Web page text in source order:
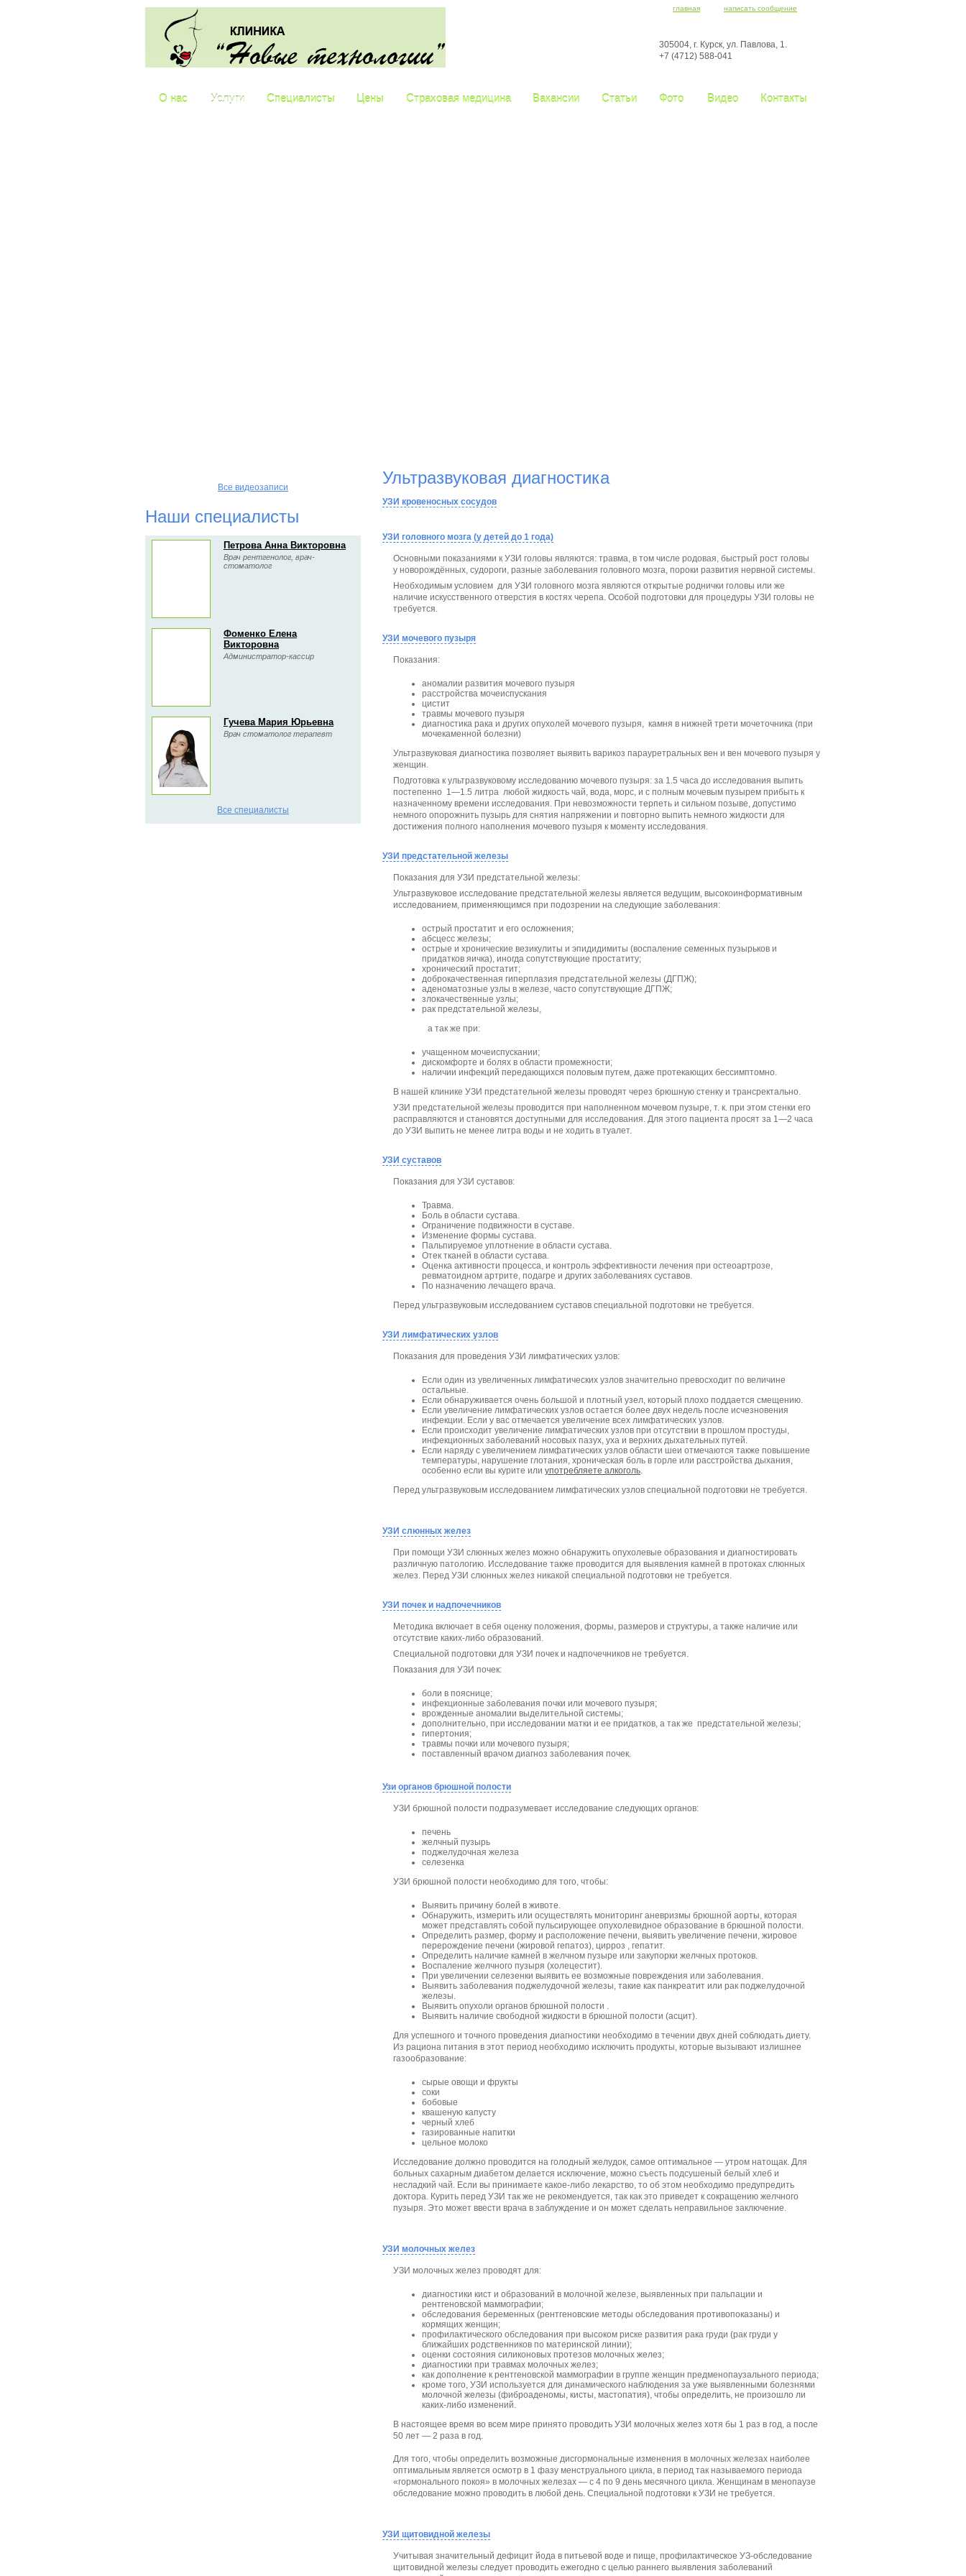
главная написать сообщение
305004, г. Курск, ул. Павлова, 1.
+7 (4712) 588-041
О нас Услуги Специалисты Цены Страховая медицина Вакансии Статьи Фото Видео Контакты
Все видеозаписи
Наши специалисты
Петрова Анна Викторовна
Врач рентгенолог, врач-
стоматолог
Фоменко Елена
Викторовна
Администратор-кассир
Гучева Мария Юрьевна
Врач стоматолог терапевт
Все специалисты
Ультразвуковая диагностика
УЗИ кровеносных сосудов
УЗИ головного мозга (у детей до 1 года)
Основными показаниями к УЗИ головы являются: травма, в том числе родовая, быстрый рост головы
у новорождённых, судороги, разные заболевания головного мозга, пороки развития нервной системы.
Необходимым условием для УЗИ головного мозга являются открытые роднички головы или же
наличие искусственного отверстия в костях черепа. Особой подготовки для процедуры УЗИ головы не
требуется.
УЗИ мочевого пузыря
Показания:
аномалии развития мочевого пузыря
расстройства мочеиспускания
цистит
травмы мочевого пузыря
диагностика рака и других опухолей мочевого пузыря, камня в нижней трети мочеточника (при
мочекаменной болезни)
Ультразвуковая диагностика позволяет выявить варикоз парауретральных вен и вен мочевого пузыря у
женщин.
Подготовка к ультразвуковому исследованию мочевого пузыря: за 1.5 часа до исследования выпить
постепенно 1—1.5 литра любой жидкость чай, вода, морс, и с полным мочевым пузырем прибыть к
назначенному времени исследования. При невозможности терпеть и сильном позыве, допустимо
немного опорожнить пузырь для снятия напряжении и повторно выпить немного жидкости для
достижения полного наполнения мочевого пузыря к моменту исследования.
УЗИ предстательной железы
Показания для УЗИ предстательной железы:
Ультразвуковое исследование предстательной железы является ведущим, высокоинформативным
исследованием, применяющимся при подозрении на следующие заболевания:
острый простатит и его осложнения;
абсцесс железы;
острые и хронические везикулиты и эпидидимиты (воспаление семенных пузырьков и
придатков яичка), иногда сопутствующие простатиту;
хронический простатит;
доброкачественная гиперплазия предстательной железы (ДГПЖ);
аденоматозные узлы в железе, часто сопутствующие ДГПЖ;
злокачественные узлы;
рак предстательной железы,
а так же при:
учащенном мочеиспускании;
дискомфорте и болях в области промежности;
наличии инфекций передающихся половым путем, даже протекающих бессимптомно.
В нашей клинике УЗИ предстательной железы проводят через брюшную стенку и трансректально.
УЗИ предстательной железы проводится при наполненном мочевом пузыре, т. к. при этом стенки его
расправляются и становятся доступными для исследования. Для этого пациента просят за 1—2 часа
до УЗИ выпить не менее литра воды и не ходить в туалет.
УЗИ суставов
Показания для УЗИ суставов:
Травма.
Боль в области сустава.
Ограничение подвижности в суставе.
Изменение формы сустава.
Пальпируемое уплотнение в области сустава.
Отек тканей в области сустава.
Оценка активности процесса, и контроль эффективности лечения при остеоартрозе,
ревматоидном артрите, подагре и других заболеваниях суставов.
По назначению лечащего врача.
Перед ультразвуковым исследованием суставов специальной подготовки не требуется.
УЗИ лимфатических узлов
Показания для проведения УЗИ лимфатических узлов:
Если один из увеличенных лимфатических узлов значительно превосходит по величине
остальные.
Если обнаруживается очень большой и плотный узел, который плохо поддается смещению.
Если увеличение лимфатических узлов остается более двух недель после исчезновения
инфекции. Если у вас отмечается увеличение всех лимфатических узлов.
Если происходит увеличение лимфатических узлов при отсутствии в прошлом простуды,
инфекционных заболеваний носовых пазух, уха и верхних дыхательных путей.
Если наряду с увеличением лимфатических узлов области шеи отмечаются также повышение
температуры, нарушение глотания, хроническая боль в горле или расстройства дыхания,
особенно если вы курите или употребляете алкоголь.
Перед ультразвуковым исследованием лимфатических узлов специальной подготовки не требуется.
УЗИ слюнных желез
При помощи УЗИ слюнных желез можно обнаружить опухолевые образования и диагностировать
различную патологию. Исследование также проводится для выявления камней в протоках слюнных
желез. Перед УЗИ слюнных желез никакой специальной подготовки не требуется.
УЗИ почек и надпочечников
Методика включает в себя оценку положения, формы, размеров и структуры, а также наличие или
отсутствие каких-либо образований.
Специальной подготовки для УЗИ почек и надпочечников не требуется.
Показания для УЗИ почек:
боли в пояснице;
инфекционные заболевания почки или мочевого пузыря;
врожденные аномалии выделительной системы;
дополнительно, при исследовании матки и ее придатков, а так же предстательной железы;
гипертония;
травмы почки или мочевого пузыря;
поставленный врачом диагноз заболевания почек.
Узи органов брюшной полости
УЗИ брюшной полости подразумевает исследование следующих органов:
печень
желчный пузырь
поджелудочная железа
селезенка
УЗИ брюшной полости необходимо для того, чтобы:
Выявить причину болей в животе.
Обнаружить, измерить или осуществлять мониторинг аневризмы брюшной аорты, которая
может представлять собой пульсирующее опухолевидное образование в брюшной полости.
Определить размер, форму и расположение печени, выявить увеличение печени, жировое
перерождение печени (жировой гепатоз), цирроз , гепатит.
Определить наличие камней в желчном пузыре или закупорки желчных протоков.
Воспаление желчного пузыря (холецестит).
При увеличении селезенки выявить ее возможные повреждения или заболевания.
Выявить заболевания поджелудочной железы, такие как панкреатит или рак поджелудочной
железы.
Выявить опухоли органов брюшной полости .
Выявить наличие свободной жидкости в брюшной полости (асцит).
Для успешного и точного проведения диагностики необходимо в течении двух дней соблюдать диету.
Из рациона питания в этот период необходимо исключить продукты, которые вызывают излишнее
газообразование:
сырые овощи и фрукты
соки
бобовые
квашеную капусту
черный хлеб
газированные напитки
цельное молоко
Исследование должно проводится на голодный желудок, самое оптимальное — утром натощак. Для
больных сахарным диабетом делается исключение, можно съесть подсушеный белый хлеб и
несладкий чай. Если вы принимаете какое-либо лекарство, то об этом необходимо предупредить
доктора. Курить перед УЗИ так же не рекомендуется, так как это приведет к сокращению желчного
пузыря. Это может ввести врача в заблуждение и он может сделать неправильное заключение.
УЗИ молочных желез
УЗИ молочных желез проводят для:
диагностики кист и образований в молочной железе, выявленных при пальпации и
рентгеновской маммографии;
обследования беременных (рентгеновские методы обследования противопоказаны) и
кормящих женщин;
профилактического обследования при высоком риске развития рака груди (рак груди у
ближайших родственников по материнской линии);
оценки состояния силиконовых протезов молочных желез;
диагностики при травмах молочных желез;
как дополнение к рентгеновской маммографии в группе женщин предменопаузального периода;
кроме того, УЗИ используется для динамического наблюдения за уже выявленными болезнями
молочной железы (фиброаденомы, кисты, мастопатия), чтобы определить, не произошло ли
каких-либо изменений.
В настоящее время во всем мире принято проводить УЗИ молочных желез хотя бы 1 раз в год, а после
50 лет — 2 раза в год.
Для того, чтобы определить возможные дисгормональные изменения в молочных железах наиболее
оптимальным является осмотр в 1 фазу менструального цикла, в период так называемого периода
«гормонального покоя» в молочных железах — с 4 по 9 день месячного цикла. Женщинам в менопаузе
обследование можно проводить в любой день. Специальной подготовки к УЗИ не требуется.
УЗИ щитовидной железы
Учитывая значительный дефицит йода в питьевой воде и пище, профилактическое УЗ-обследование
щитовидной железы следует проводить ежегодно с целью раннего выявления заболеваний